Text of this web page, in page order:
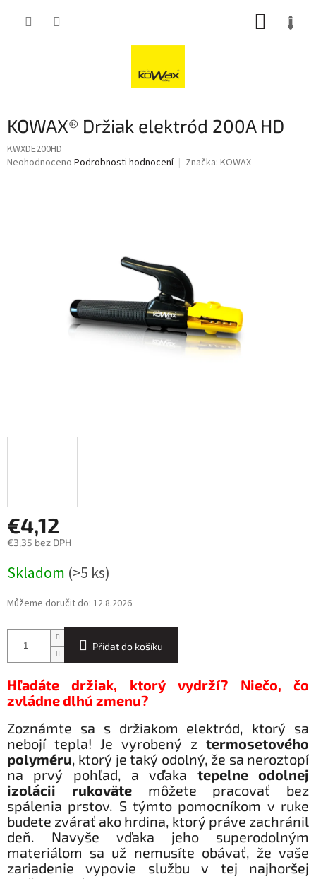
KOWAX® Držiak elektród 200A HD
KWXDE200HD
Průměrné
Neohodnoceno Podrobnosti hodnocení Značka: KOWAX
€4,12
€3,35 bez DPH
cena:
Skladom (>5 ks)
Můžeme doručit do: 12.8.2026
Přidat do košíku
Hľadáte držiak, ktorý vydrží? Niečo, čo
zvládne dlhú zmenu?
Zoznámte sa s držiakom elektród, ktorý sa
nebojí tepla! Je vyrobený z termosetového
polyméru, ktorý je taký odolný, že sa neroztopí
na prvý pohľad, a vďaka tepelne odolnej
izolácii rukovätemôžete pracovať bez
spálenia prstov. S týmto pomocníkom v ruke
budete zvárať ako hrdina, ktorý práve zachránil
deň. Navyše vďaka jeho superodolným
materiálom sa už nemusíte obávať, že vaše
zariadenie vypovie službu v tej najhoršej